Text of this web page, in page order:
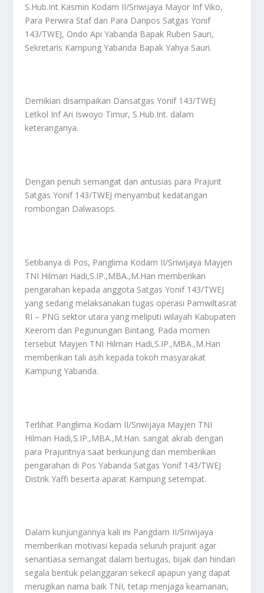
S.Hub.Int Kasmin Kodam II/Sriwijaya Mayor Inf Viko,
Para Perwira Staf dan Para Danpos Satgas Yonif
143/TWEJ, Ondo Api Yabanda Bapak Ruben Sauri,
Sekretaris Kampung Yabanda Bapak Yahya Sauri.
Demikian disampaikan Dansatgas Yonif 143/TWEJ
Letkol Inf Ari Iswoyo Timur, S.Hub.Int. dalam
keteranganya.
Dengan penuh semangat dan antusias para Prajurit
Satgas Yonif 143/TWEJ menyambut kedatangan
rombongan Dalwasops.
Setibanya di Pos, Panglima Kodam II/Sriwijaya Mayjen
TNI Hilman Hadi,S.IP.,MBA.,M.Han memberikan
pengarahan kepada anggota Satgas Yonif 143/TWEJ
yang sedang melaksanakan tugas operasi Pamwiltasrat
RI – PNG sektor utara yang meliputi wilayah Kabupaten
Keerom dan Pegunungan Bintang. Pada momen
tersebut Mayjen TNI Hilman Hadi,S.IP.,MBA.,M.Han
memberikan tali asih kepada tokoh masyarakat
Kampung Yabanda.
Terlihat Panglima Kodam II/Sriwijaya Mayjen TNI
Hilman Hadi,S.IP.,MBA.,M.Han. sangat akrab dengan
para Prajuritnya saat berkunjung dan memberikan
pengarahan di Pos Yabanda Satgas Yonif 143/TWEJ
Distrik Yaffi beserta aparat Kampung setempat.
Dalam kunjungannya kali ini Pangdam II/Sriwijaya
memberikan motivasi kepada seluruh prajurit agar
senantiasa semangat dalam bertugas, bijak dan hindari
segala bentuk pelanggaran sekecil apapun yang dapat
merugikan nama baik TNI, tetap menjaga keamanan,